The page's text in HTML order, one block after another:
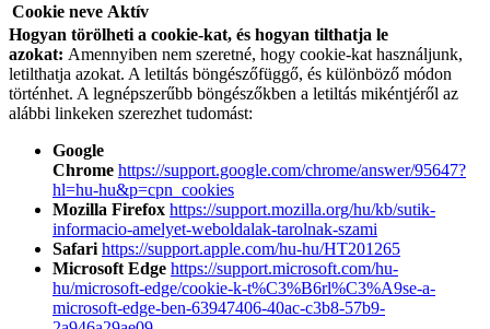
Cookie neve Aktív
Hogyan törölheti a cookie-kat, és hogyan tilthatja le
azokat: Amennyiben nem szeretné, hogy cookie-kat használjunk,
letilthatja azokat. A letiltás böngészőfüggő, és különböző módon
történhet. A legnépszerűbb böngészőkben a letiltás mikéntjéről az
alábbi linkeken szerezhet tudomást:
Google
Chrome https://support.google.com/chrome/answer/95647?
hl=hu-hu&p=cpn_cookies
Mozilla Firefox https://support.mozilla.org/hu/kb/sutik-
informacio-amelyet-weboldalak-tarolnak-szami
Safari https://support.apple.com/hu-hu/HT201265
Microsoft Edge https://support.microsoft.com/hu-
hu/microsoft-edge/cookie-k-t%C3%B6rl%C3%A9se-a-
microsoft-edge-ben-63947406-40ac-c3b8-57b9-